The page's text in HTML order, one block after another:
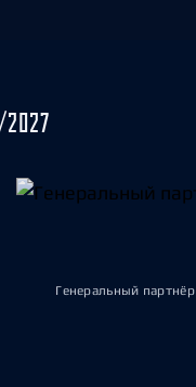
Генеральный партнёр